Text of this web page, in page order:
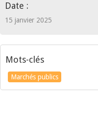
Date :
15 janvier 2025
Mots-clés
Marchés publics